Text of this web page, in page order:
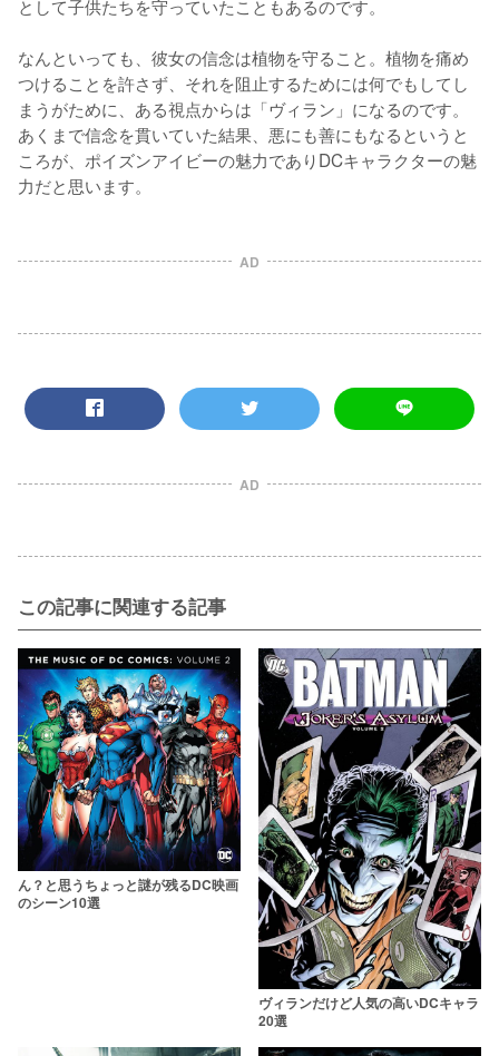
として子供たちを守っていたこともあるのです。
なんといっても、彼女の信念は植物を守ること。植物を痛め
つけることを許さず、それを阻止するためには何でもしてし
まうがために、ある視点からは「ヴィラン」になるのです。
あくまで信念を貫いていた結果、悪にも善にもなるというと
ころが、ポイズンアイビーの魅力でありDCキャラクターの魅
力だと思います。
AD
AD
この記事に関連する記事
ん？と思うちょっと謎が残るDC映画
のシーン10選
ヴィランだけど人気の高いDCキャラ
20選